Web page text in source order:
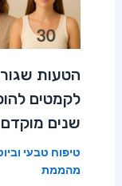
הטעות
שנים
טיפוח טבעי
מהממת